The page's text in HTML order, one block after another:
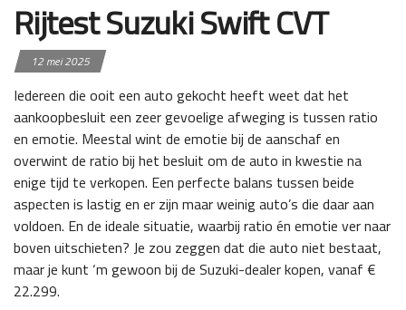
Rijtest Suzuki Swift CVT
12 mei 2025
Iedereen die ooit een auto gekocht heeft weet dat het
aankoopbesluit een zeer gevoelige afweging is tussen ratio
en emotie. Meestal wint de emotie bij de aanschaf en
overwint de ratio bij het besluit om de auto in kwestie na
enige tijd te verkopen. Een perfecte balans tussen beide
aspecten is lastig en er zijn maar weinig auto’s die daar aan
voldoen. En de ideale situatie, waarbij ratio én emotie ver naar
boven uitschieten? Je zou zeggen dat die auto niet bestaat,
maar je kunt ‘m gewoon bij de Suzuki-dealer kopen, vanaf €
22.299.